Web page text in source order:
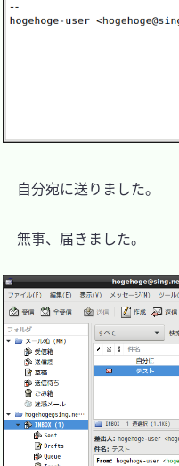
自分宛に送りました。
無事、届きました。